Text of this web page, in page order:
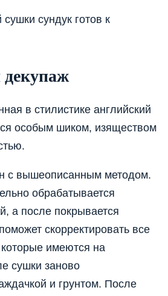
сундук готов к
в стилистике английский
особым шиком, изяществом
с вышеописанным методом.
обрабатывается
а после покрывается
скорректировать все
имеются на
сушки заново
и грунтом. После